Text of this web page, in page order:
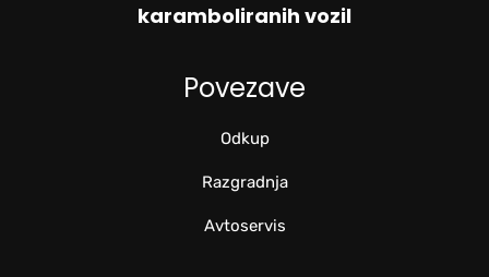
karamboliranih vozil
Povezave
Odkup
Razgradnja
Avtoservis